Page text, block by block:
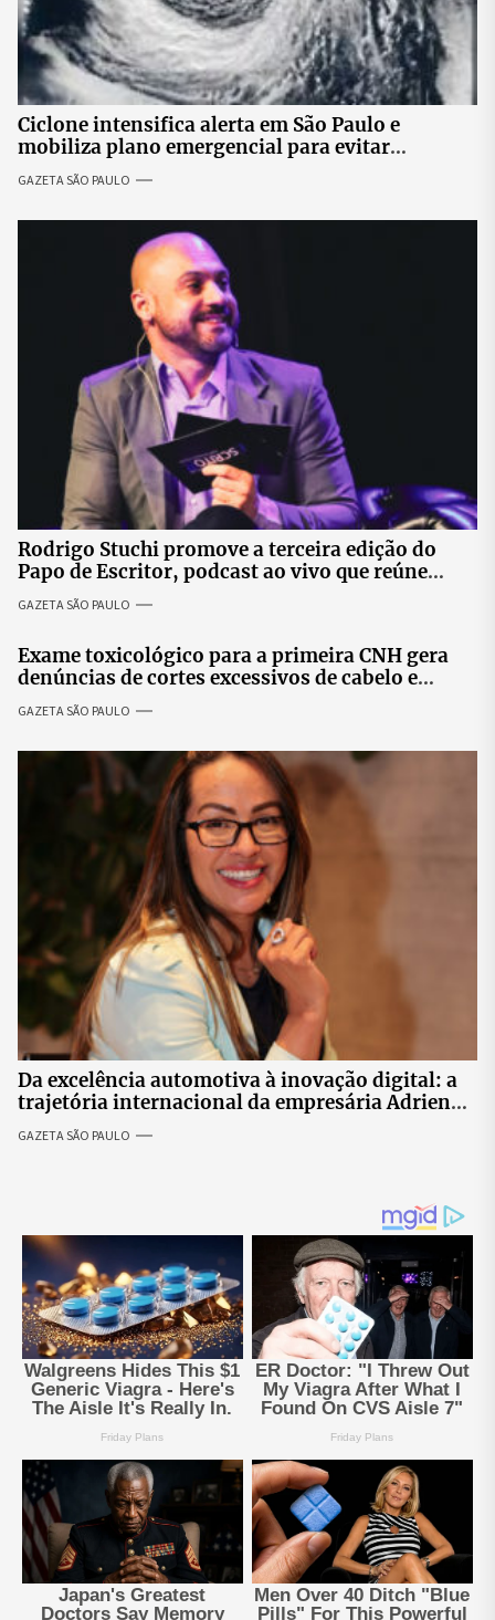
Ciclone intensifica alerta em São Paulo e
mobiliza plano emergencial para evitar
impactos no fornecimento de energia
GAZETA SÃO PAULO
Rodrigo Stuchi promove a terceira edição do
Papo de Escritor, podcast ao vivo que reúne
especialistas para discutir saúde mental e
prosperidade.
GAZETA SÃO PAULO
Exame toxicológico para a primeira CNH gera
denúncias de cortes excessivos de cabelo e
revolta entre candidatas
GAZETA SÃO PAULO
Da excelência automotiva à inovação digital: a
trajetória internacional da empresária Adriene
GAZETA SÃO PAULO